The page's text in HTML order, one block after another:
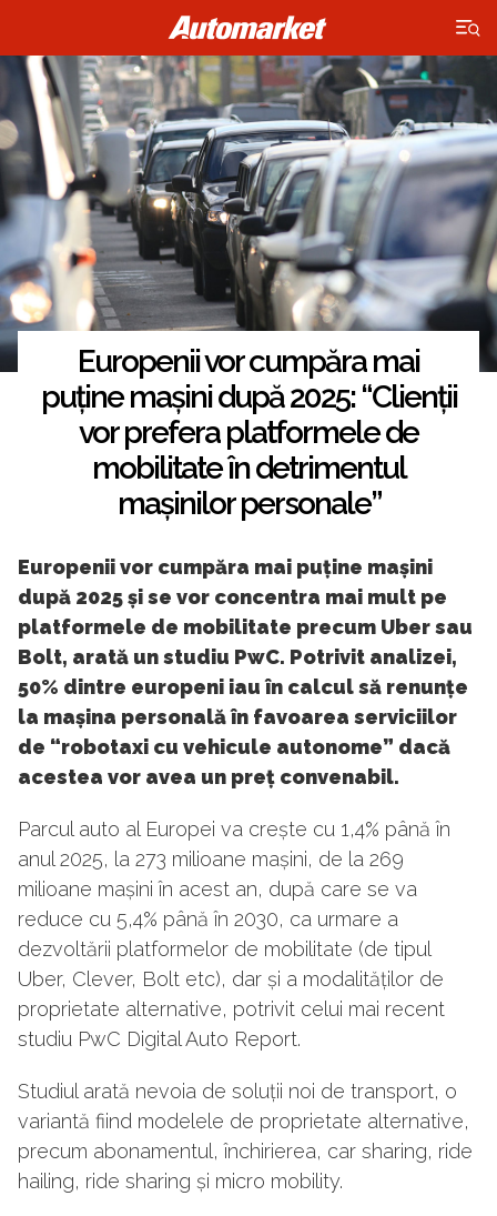
×
Europenii vor cumpăra mai
puține mașini după 2025: “Clienții
vor prefera platformele de
mobilitate în detrimentul
mașinilor personale”
Europenii vor cumpăra mai puține mașini
după 2025 și se vor concentra mai mult pe
platformele de mobilitate precum Uber sau
Bolt, arată un studiu PwC. Potrivit analizei,
50% dintre europeni iau în calcul să renunțe
la mașina personală în favoarea serviciilor
de “robotaxi cu vehicule autonome” dacă
acestea vor avea un preț convenabil.
Parcul auto al Europei va crește cu 1,4% până în
anul 2025, la 273 milioane mașini, de la 269
milioane mașini în acest an, după care se va
reduce cu 5,4% până în 2030, ca urmare a
dezvoltării platformelor de mobilitate (de tipul
Uber, Clever, Bolt etc), dar și a modalităților de
proprietate alternative, potrivit celui mai recent
studiu PwC Digital Auto Report.
Studiul arată nevoia de soluții noi de transport, o
variantă fiind modelele de proprietate alternative,
precum abonamentul, închirierea, car sharing, ride
hailing, ride sharing și micro mobility.